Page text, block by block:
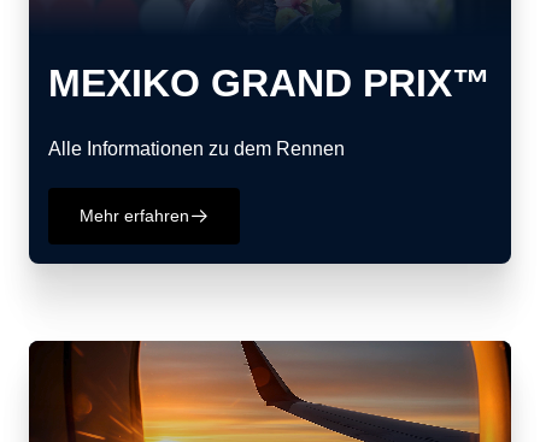
MEXIKO GRAND PRIX™
Alle Informationen zu dem Rennen
Mehr erfahren􀄫